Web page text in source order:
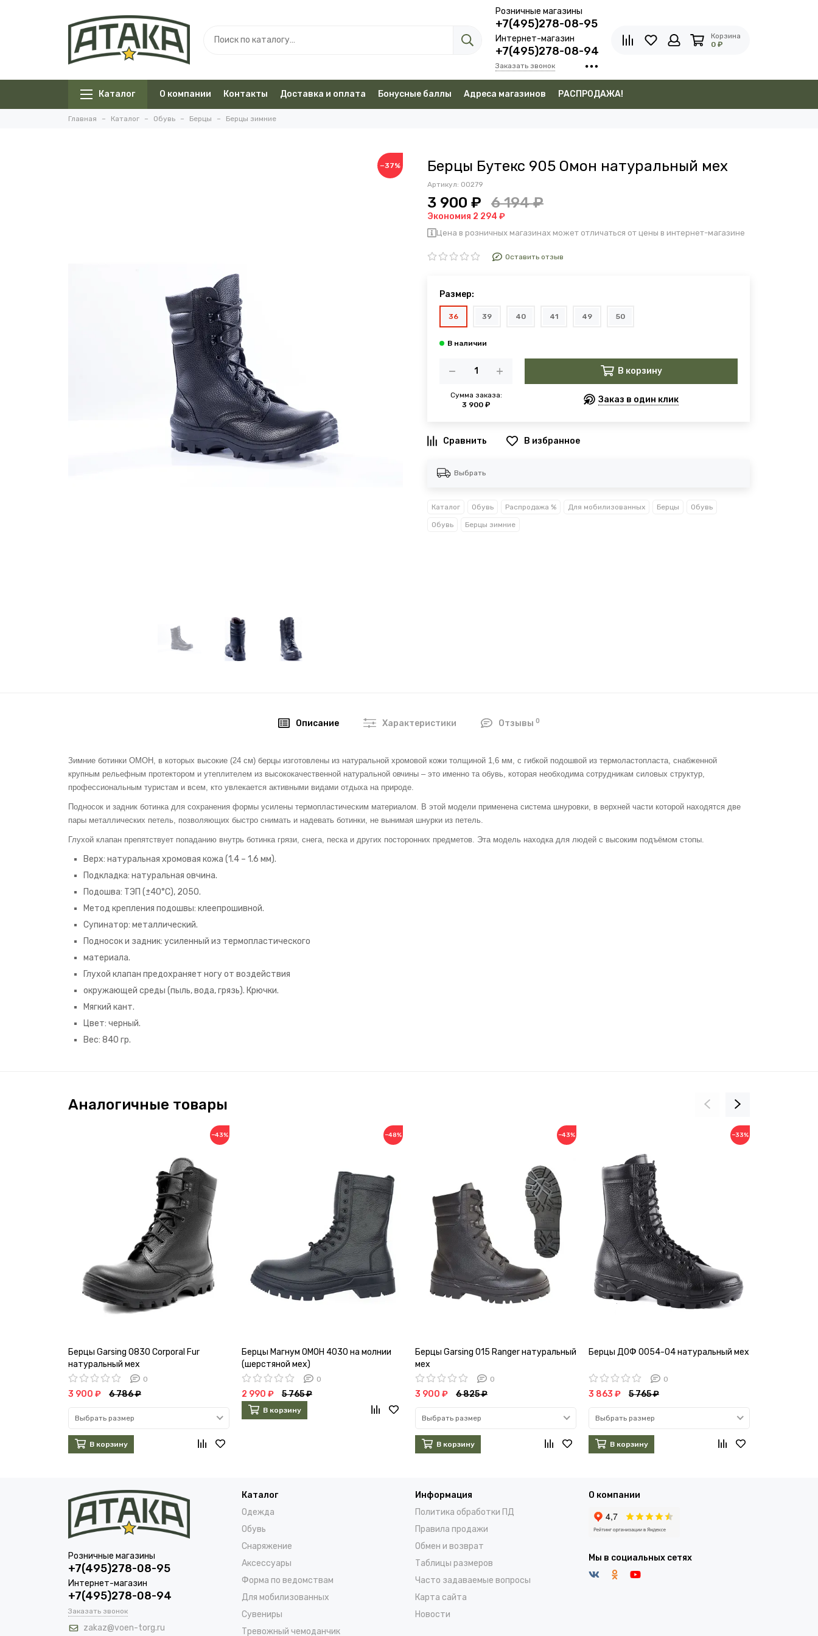
Розничные магазины
+7(495)278-08-95
Интернет-магазин
+7(495)278-08-94
Заказать звонок
Корзина
0 ₽
Каталог О компании Контакты Доставка и оплата Бонусные баллы Адреса магазинов РАСПРОДАЖА!
Главная Каталог Обувь Берцы Берцы зимние
−37% Берцы Бутекс 905 Омон натуральный мех
Артикул: 00279
3 900 ₽ 6 194 ₽
Экономия 2 294 ₽
Цена в розничных магазинах может отличаться от цены в интернет-магазине
Оставить отзыв
Размер:
36 39 40 41 49 50
Сумма заказа:
3 900 ₽
В корзину
Заказ в один клик
В избранное
Выбрать
Каталог Обувь Распродажа % Для мобилизованных Берцы Обувь
Обувь Берцы зимние
Описание Характеристики Отзывы 0
Зимние ботинки ОМОН, в которых высокие (24 см) берцы изготовлены из натуральной хромовой кожи толщиной 1,6 мм, с гибкой подошвой из термоластопласта, снабженной
крупным рельефным протектором и утеплителем из высококачественной натуральной овчины – это именно та обувь, которая необходима сотрудникам силовых структур,
профессиональным туристам и всем, кто увлекается активными видами отдыха на природе.
Подносок и задник ботинка для сохранения формы усилены термопластическим материалом. В этой модели применена система шнуровки, в верхней части которой находятся две
пары металлических петель, позволяющих быстро снимать и надевать ботинки, не вынимая шнурки из петель.
Глухой клапан препятствует попаданию внутрь ботинка грязи, снега, песка и других посторонних предметов. Эта модель находка для людей с высоким подъёмом стопы.
Верх: натуральная хромовая кожа (1.4 – 1.6 мм).
Подкладка: натуральная овчина.
Подошва: ТЭП (±40°С), 2050.
Метод крепления подошвы: клеепрошивной.
Супинатор: металлический.
Подносок и задник: усиленный из термопластического
материала.
Глухой клапан предохраняет ногу от воздействия
окружающей среды (пыль, вода, грязь). Крючки.
Мягкий кант.
Цвет: черный.
Вес: 840 гр.
Аналогичные товары
−43%
Берцы Garsing 0830 Corporal Fur
натуральный мех
0
3 900 ₽ 6 786 ₽
Выбрать размер
В корзину
−48%
Берцы Магнум ОМОН 4030 на молнии
(шерстяной мех)
0
2 990 ₽ 5 765 ₽
В корзину
−43%
Берцы Garsing 015 Ranger натуральный
мех
0
3 900 ₽ 6 825 ₽
Выбрать размер
В корзину
−33%
Берцы ДОФ 0054-04 натуральный мех
0
3 863 ₽ 5 765 ₽
Выбрать размер
В корзину
Розничные магазины
+7(495)278-08-95
Интернет-магазин
+7(495)278-08-94
Заказать звонок
zakaz@voen-torg.ru
Каталог
Одежда
Обувь
Снаряжение
Аксессуары
Форма по ведомствам
Для мобилизованных
Сувениры
Тревожный чемоданчик
Информация
Политика обработки ПД
Правила продажи
Обмен и возврат
Таблицы размеров
Часто задаваемые вопросы
Карта сайта
Новости
О компании
Мы в социальных сетях